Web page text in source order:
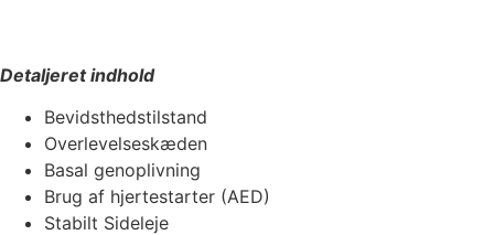
Detaljeret indhold
Bevidsthedstilstand
Overlevelseskæden
Basal genoplivning
Brug af hjertestarter (AED)
Stabilt Sideleje